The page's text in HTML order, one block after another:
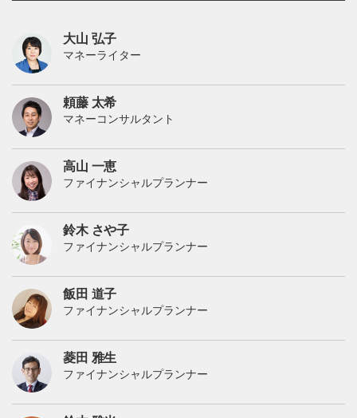
そもそも株とはなんですか？株取引で儲かるとはどうい
う仕組みなんでしょうか？
大山 弘子
マネーライター
頼藤 太希
マネーコンサルタント
高山 一恵
ファイナンシャルプランナー